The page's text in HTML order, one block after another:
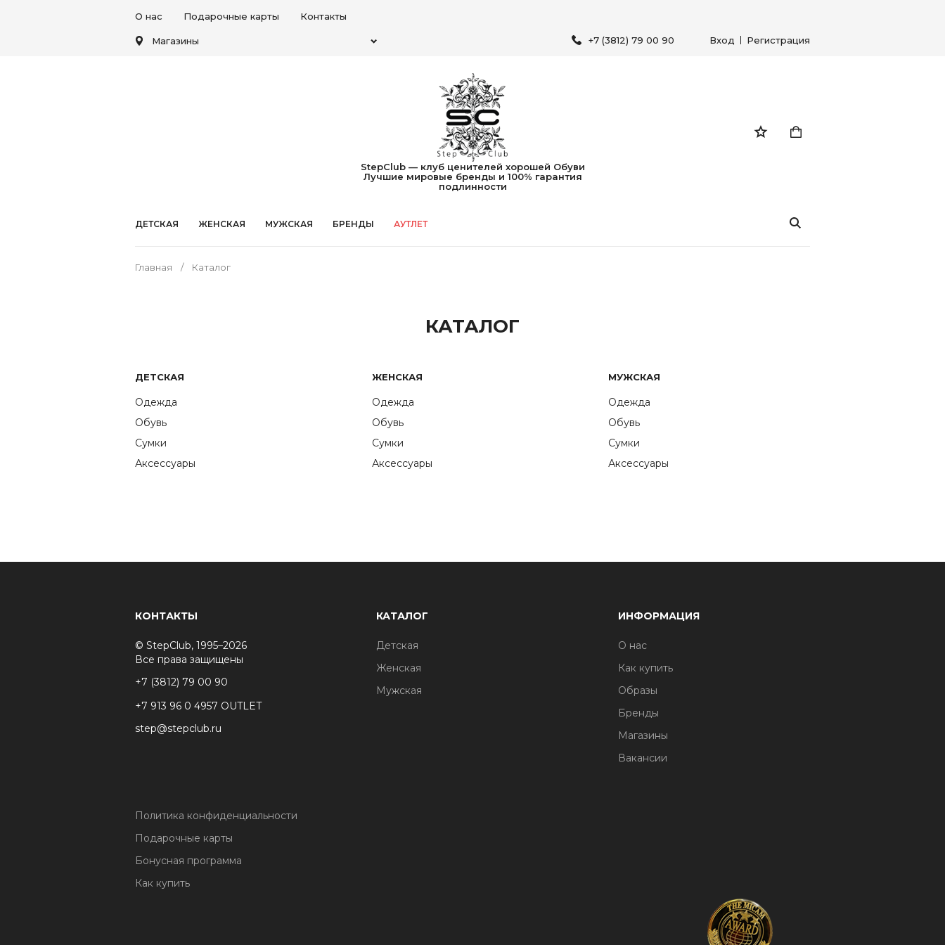
О нас Подарочные карты Контакты
Магазины +7 (3812) 79 00 90 Вход Регистрация
StepClub — клуб ценителей хорошей Обуви
Лучшие мировые бренды и 100% гарантия
подлинности
ДЕТСКАЯ ЖЕНСКАЯ МУЖСКАЯ БРЕНДЫ АУТЛЕТ
Главная Каталог
КАТАЛОГ
ДЕТСКАЯ
Одежда
Обувь
Сумки
Аксессуары
ЖЕНСКАЯ
Одежда
Обувь
Сумки
Аксессуары
МУЖСКАЯ
Одежда
Обувь
Сумки
Аксессуары
КОНТАКТЫ
© StepClub, 1995–2026
Все права защищены
+7 (3812) 79 00 90
+7 913 96 0 4957 OUTLET
step@stepclub.ru
КАТАЛОГ
Детская
Женская
Мужская
ИНФОРМАЦИЯ
О нас
Как купить
Образы
Бренды
Магазины
Вакансии
Политика конфиденциальности
Подарочные карты
Бонусная программа
Как купить